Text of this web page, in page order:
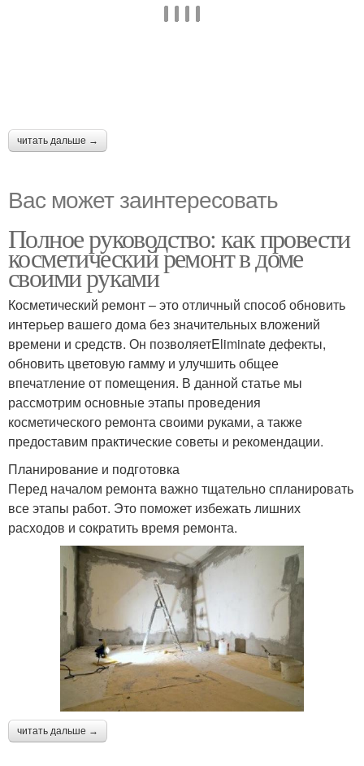
читать дальше →
Вас может заинтересовать
Полное руководство: как провести
косметический ремонт в доме
своими руками
Косметический ремонт – это отличный способ обновить
интерьер вашего дома без значительных вложений
времени и средств. Он позволяетEliminate дефекты,
обновить цветовую гамму и улучшить общее
впечатление от помещения. В данной статье мы
рассмотрим основные этапы проведения
косметического ремонта своими руками, а также
предоставим практические советы и рекомендации.
Планирование и подготовка
Перед началом ремонта важно тщательно спланировать
все этапы работ. Это поможет избежать лишних
расходов и сократить время ремонта.
читать дальше →